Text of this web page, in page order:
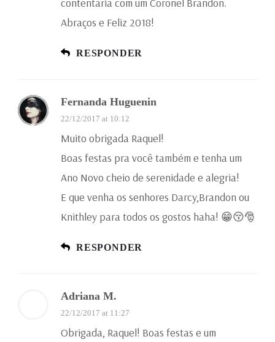
Abraços e Feliz 2018!
RESPONDER
Fernanda Huguenin
22/12/2017 at 10:12
Muito obrigada Raquel!
Boas festas pra você também e tenha um
Ano Novo cheio de serenidade e alegria!
E que venha os senhores Darcy,Brandon ou
Knithley para todos os gostos haha! 😁😚🎅
RESPONDER
Adriana M.
22/12/2017 at 11:27
Obrigada, Raquel! Boas festas e um